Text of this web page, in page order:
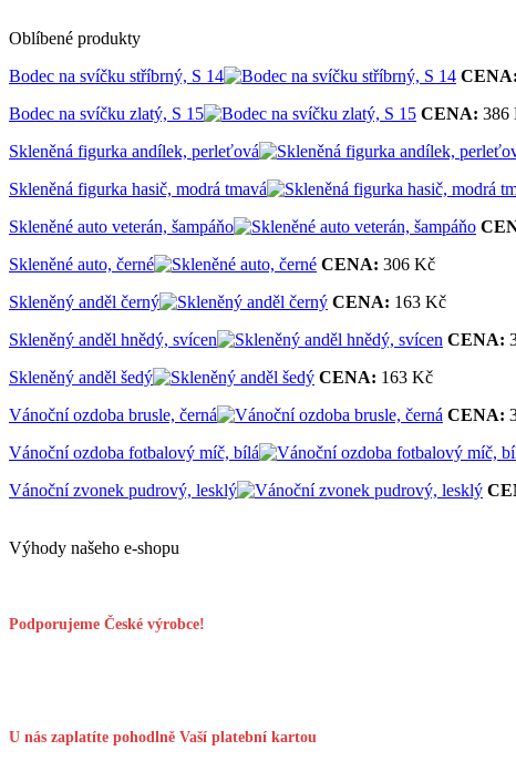
Oblíbené produkty
Bodec na svíčku stříbrný, S 14
CENA:
Bodec na svíčku zlatý, S 15
CENA: 386
Skleněná figurka andílek, perleťová
Skleněná figurka hasič, modrá tmavá
Skleněné auto veterán, šampáňo
Skleněné auto, černé
CENA: 306 Kč
Skleněný anděl černý
CENA: 163 Kč
Skleněný anděl hnědý, svícen
CENA:
Skleněný anděl šedý
CENA: 163 Kč
Vánoční ozdoba brusle, černá
CENA:
Vánoční ozdoba fotbalový míč, bílá
Vánoční zvonek pudrový, lesklý
Výhody našeho e-shopu
Podporujeme České výrobce!
U nás zaplatíte pohodlně Vaší platební kartou